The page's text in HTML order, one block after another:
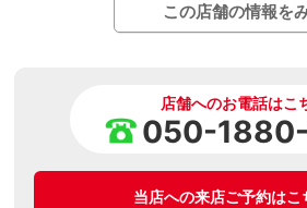
この店舗の情報を
店舗へのお電話はこ
050-
当店への来店ご予約はこ